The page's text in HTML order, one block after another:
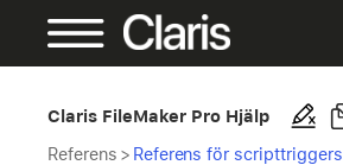
Claris FileMaker Pro Hjälp
Referens > Referens för scripttriggers